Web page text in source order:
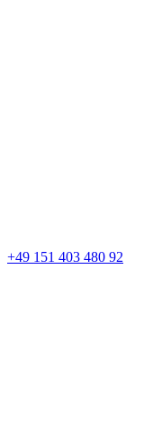
+49 151 403 480 92